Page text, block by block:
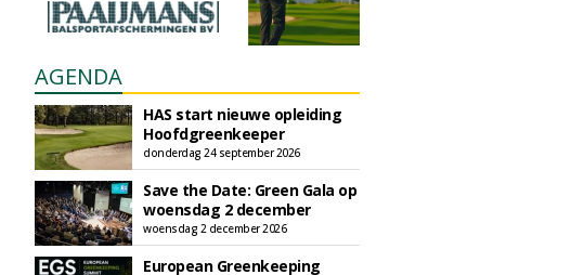
AGENDA
HAS start nieuwe opleiding
Hoofdgreenkeeper
donderdag 24 september 2026
Save the Date: Green Gala op
woensdag 2 december
woensdag 2 december 2026
European Greenkeeping